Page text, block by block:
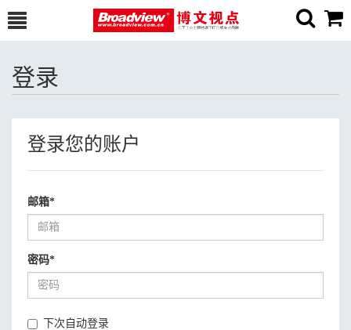
登录
登录您的账户
邮箱*
密码*
下次自动登录